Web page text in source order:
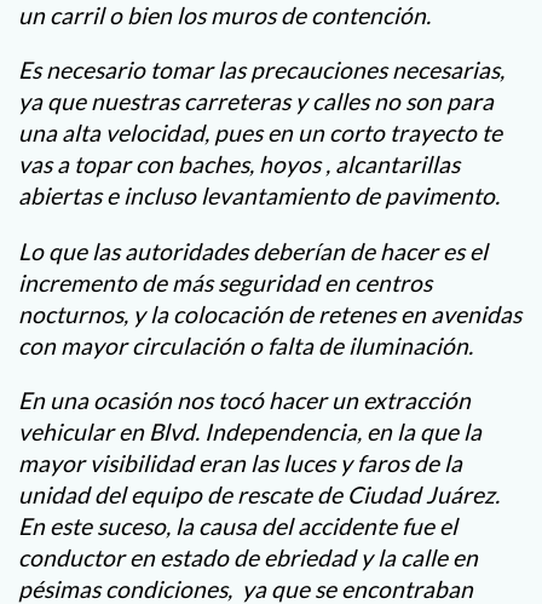
un carril o bien los muros de contención.
Es necesario tomar las precauciones necesarias,
ya que nuestras carreteras y calles no son para
una alta velocidad, pues en un corto trayecto te
vas a topar con baches, hoyos , alcantarillas
abiertas e incluso levantamiento de pavimento.
Lo que las autoridades deberían de hacer es el
incremento de más seguridad en centros
nocturnos, y la colocación de retenes en avenidas
con mayor circulación o falta de iluminación.
En una ocasión nos tocó hacer un extracción
vehicular en Blvd. Independencia, en la que la
mayor visibilidad eran las luces y faros de la
unidad del equipo de rescate de Ciudad Juárez.
En este suceso, la causa del accidente fue el
conductor en estado de ebriedad y la calle en
pésimas condiciones, ya que se encontraban